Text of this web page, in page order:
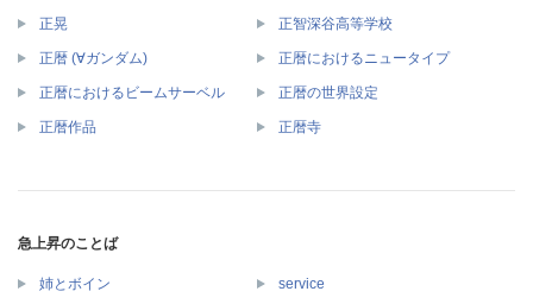
正晃 正智深谷高等学校
正暦 (∀ガンダム) 正暦におけるニュータイプ
正暦におけるビームサーベル 正暦の世界設定
正暦作品 正暦寺
急上昇のことば
姉とボイン service